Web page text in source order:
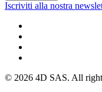
Iscriviti alla nostra
© 2026 4D SAS. All